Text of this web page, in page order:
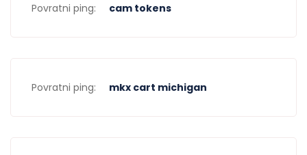
Povratni ping: cam tokens
Povratni ping: mkx cart michigan